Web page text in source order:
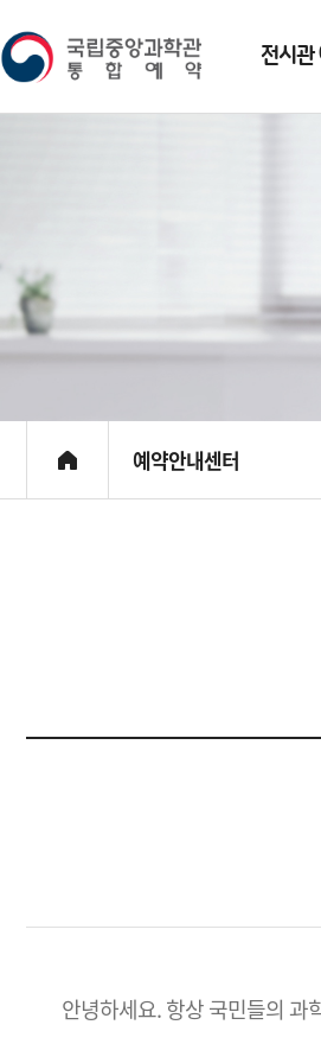
전시관
예약안내센터
안녕하세요. 항상 국민들의 과